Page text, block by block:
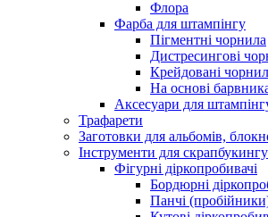
Флора
Фарба для штампінгу
Пігментні чорнила
Дистресингові
Крейдовані
На основі
Аксесуари для
Трафарети
Заготовки для альбомів,
Інструменти для скрапбукингу
Фігурні діркопробивачі
Бордюрні
Панчі